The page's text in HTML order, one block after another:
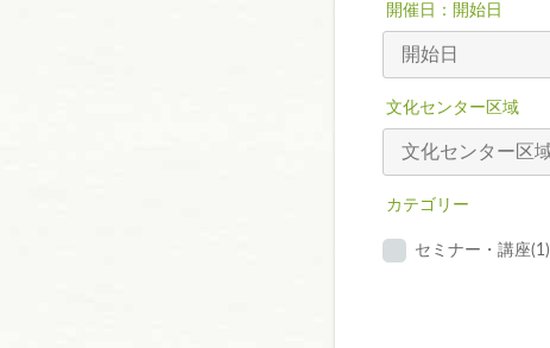
開催日：開始日
文化センター区域
カテゴリー
セミナー・講座(1)